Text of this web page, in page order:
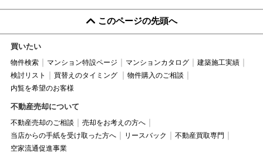
このページの先頭へ
買いたい
物件検索 マンション特設ページ マンションカタログ
建築施工実績
検討リスト
買替えのタイミング
物件購入のご相談
内覧を希望のお客様
不動産売却について
不動産売却のご相談
売却をお考えの方へ
当店からの手紙を受け取った方へ
リースバック
不動産買取専門
空家流通促進事業